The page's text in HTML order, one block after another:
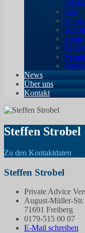
Gas
Strom
News
Über uns
Kontakt
Steffen Strobel
Zu den Kontaktdaten
Steffen Strobel
Private Advice
August-Müller-
71691 Freiberg
0179-515 00 07
E-Mail schreiben